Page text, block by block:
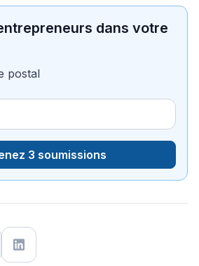
dans votre
postal
3 soumissions